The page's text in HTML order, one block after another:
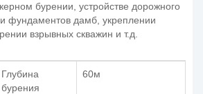
бурении, устройстве дорожного
фундаментов дамб, укреплении
взрывных скважин и т.д.
Глубина
бурения
60м